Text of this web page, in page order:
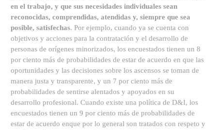
en el trabajo, y que sus necesidades individuales sean
reconocidas, comprendidas, atendidas y, siempre que sea
posible, satisfechas. Por ejemplo, cuando ya se cuenta con
objetivos y acciones para la contratación y el desarrollo de
personas de orígenes minorizados, los encuestados tienen un 8
por ciento más de probabilidades de estar de acuerdo en que las
oportunidades y las decisiones sobre los ascensos se toman de
manera justa y transparente, y un 7 por ciento más de
probabilidades de sentirse alentados y apoyados en su
desarrollo profesional. Cuando existe una política de D&I, los
encuestados tienen un 9 por ciento más de probabilidades de
estar de acuerdo enque por lo general son tratados con respeto y